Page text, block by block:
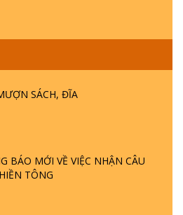
SÁCH, ĐĨA
BÁO MỚI VỀ VIỆC NHẬN CÂU
TÔNG
ĐẶC BIỆT P25 - SUỐT 49 NĂM
TỬ VÌ ĐẠO
CÓ THỜI GIAN KHÔNG? |